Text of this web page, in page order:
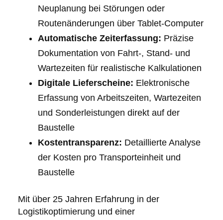
Neuplanung bei Störungen oder
Routenänderungen über Tablet-Computer
Automatische Zeiterfassung: Präzise
Dokumentation von Fahrt-, Stand- und
Wartezeiten für realistische Kalkulationen
Digitale Lieferscheine: Elektronische
Erfassung von Arbeitszeiten, Wartezeiten
und Sonderleistungen direkt auf der
Baustelle
Kostentransparenz: Detaillierte Analyse
der Kosten pro Transporteinheit und
Baustelle
Mit über 25 Jahren Erfahrung in der
Logistikoptimierung und einer